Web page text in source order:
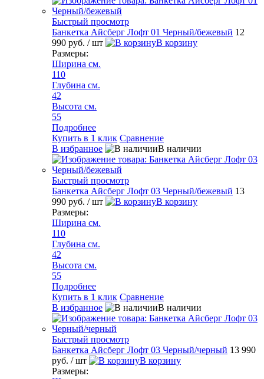
Быстрый просмотр
Банкетка Айсберг Лофт 01 Черный/бежевый 12
990 руб. / шт
В корзину
Размеры:
Ширина см.
110
Глубина см.
42
Высота см.
55
Подробнее
Купить в 1 клик Сравнение
В избранное
В наличии
Быстрый просмотр
Банкетка Айсберг Лофт 03 Черный/бежевый 13
990 руб. / шт
В корзину
Размеры:
Ширина см.
110
Глубина см.
42
Высота см.
55
Подробнее
Купить в 1 клик Сравнение
В избранное
В наличии
Быстрый просмотр
Банкетка Айсберг Лофт 03 Черный/черный 13 990
руб. / шт
В корзину
Размеры: